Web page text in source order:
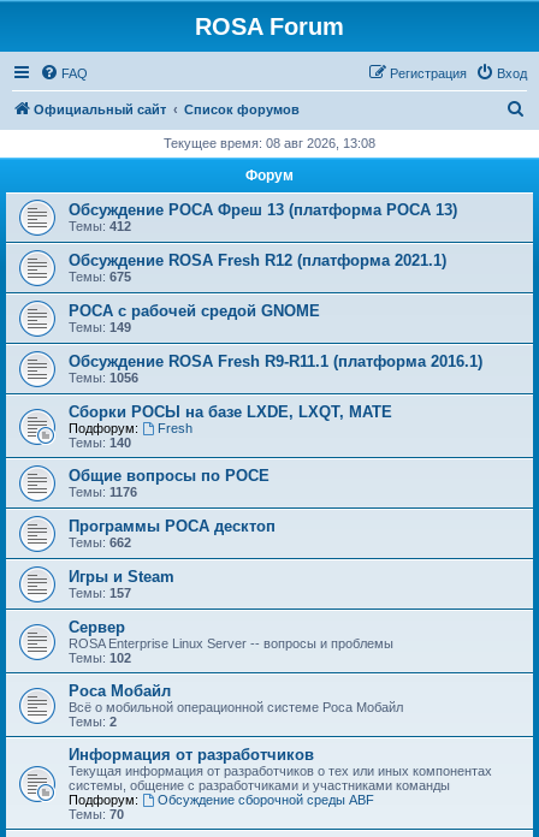
ROSA Forum
FAQ Вход
Регистрация
Официальный сайт Список форумов
с
Текущее время: 08 авг 2026, 13:08
Форум
Обсуждение РОСА Фреш 13 (платформа РОСА 13)
Темы: 412
Обсуждение ROSA Fresh R12 (платформа 2021.1)
Темы: 675
РОСА с рабочей средой GNOME
Темы: 149
Обсуждение ROSA Fresh R9-R11.1 (платформа 2016.1)
Темы: 1056
Сборки РОСЫ на базе LXDE, LXQT, MATE
Подфорум:
Fresh
Темы: 140
Общие вопросы по РОСЕ
Темы: 1176
Программы РОСА десктоп
Темы: 662
Игры и Steam
Темы: 157
Сервер
ROSA Enterprise Linux Server -- вопросы и проблемы
Темы: 102
Роса Мобайл
Всё о мобильной операционной системе Роса Мобайл
Темы: 2
Информация от разработчиков
Текущая информация от разработчиков о тех или иных компонентах
системы, общение с разработчиками и участниками команды
Подфорум:
Обсуждение сборочной среды ABF
Темы: 70